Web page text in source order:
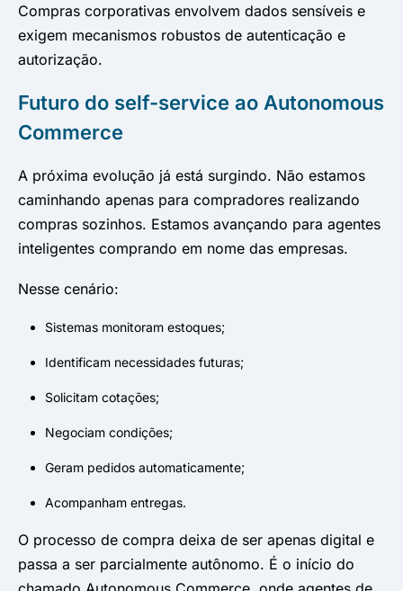
Compras corporativas envolvem dados sensíveis e
exigem mecanismos robustos de autenticação e
autorização.
Futuro do self-service ao Autonomous
Commerce
A próxima evolução já está surgindo. Não estamos
caminhando apenas para compradores realizando
compras sozinhos. Estamos avançando para agentes
inteligentes comprando em nome das empresas.
Nesse cenário:
Sistemas monitoram estoques;
Identificam necessidades futuras;
Solicitam cotações;
Negociam condições;
Geram pedidos automaticamente;
Acompanham entregas.
O processo de compra deixa de ser apenas digital e
passa a ser parcialmente autônomo. É o início do